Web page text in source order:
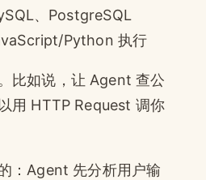
、PostgreSQL
Python 执行
比如说，让 Agent 查公
用 HTTP Request 调你
：Agent 先分析用户输